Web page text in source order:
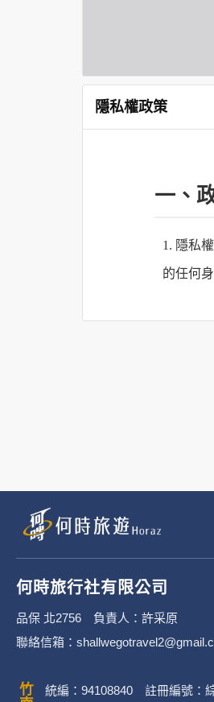
隱私權政策
一、
1. 隱私
的任何
行社有
3. 您個
二、
2. 蒐集
3. 個人
辨
何時旅行社有限公司
品保 北2756 負責人：許采原
聯絡信箱：
統編：94108840 註冊編號：